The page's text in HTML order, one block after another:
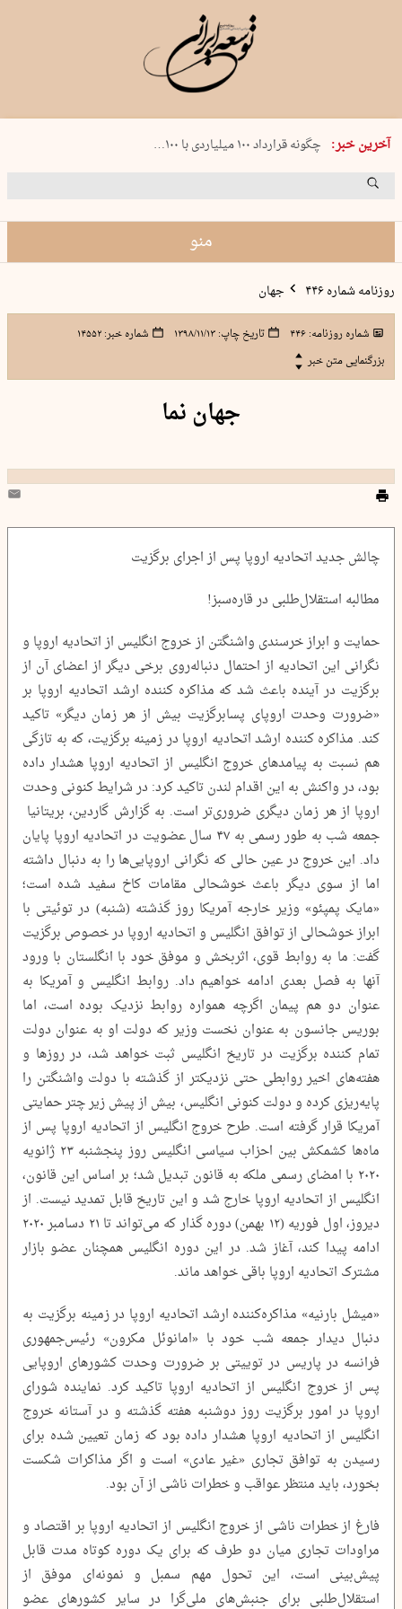
آخرین خبر:
شنبه 17 مرداد 1405 شماره 2244
چگونه قرارداد ۱۰۰ میلیاردی با ۱۰۰…
پنجره‌ای که باز نشد
منو
روزنامه شماره ۴۴۶ جهان
شماره روزنامه:۴۴۶ تاریخ چاپ:۱۳۹۸/۱۱/۱۳ شماره خبر:۱۴۵۵۲
بزرگنمایی متن خبر
جهان نما
چالش جدید اتحادیه اروپا پس از اجرای برگزیت
مطالبه استقلال‌طلبی در قاره‌سبز!
حمایت و ابراز خرسندی واشنگتن از خروج انگلیس از اتحادیه اروپا و
نگرانی این اتحادیه از احتمال دنباله‌روی برخی دیگر از اعضای آن از
برگزیت در آینده باعث شد که مذاکره کننده ارشد اتحادیه اروپا بر
«ضرورت وحدت اروپای پسابرگزیت بیش از هر زمان دیگر» تاکید
کند. مذاکره کننده ارشد اتحادیه اروپا در زمینه برگزیت، که به تازگی
هم نسبت به پیامدهای خروج انگلیس از اتحادیه اروپا هشدار داده
بود، در واکنش به این اقدام لندن تاکید کرد: در شرایط کنونی وحدت
اروپا از هر زمان دیگری ضروری‌تر است. به گزارش گاردین، بریتانیا
جمعه شب به طور رسمی به ۴۷ سال عضویت در اتحادیه اروپا پایان
داد. این خروج در عین حالی که نگرانی اروپایی‌ها را به دنبال داشته
اما از سوی دیگر باعث خوشحالی مقامات کاخ سفید شده است؛
«مایک پمپئو» وزیر خارجه آمریکا روز گذشته (شنبه) در توئیتی با
ابراز خوشحالی از توافق انگلیس و اتحادیه اروپا در خصوص برگزیت
گفت: ما به روابط قوی، اثربخش و موفق خود با انگلستان با ورود
آنها به فصل بعدی ادامه خواهیم داد. روابط انگلیس و آمریکا به
عنوان دو هم پیمان اگرچه همواره روابط نزدیک بوده است، اما
بوریس جانسون به عنوان نخست وزیر که دولت او به عنوان دولت
تمام کننده برگزیت در تاریخ انگلیس ثبت خواهد شد، در روزها و
هفته‌های اخیر روابطی حتی نزدیکتر از گذشته با دولت واشنگتن را
پایه‌ریزی کرده و دولت کنونی انگلیس، بیش از پیش زیر چتر حمایتی
آمریکا قرار گرفته است. طرح خروج انگلیس از اتحادیه اروپا پس از
ماه‌ها کشمکش بین احزاب سیاسی انگلیس روز پنجشنبه ۲۳ ژانویه
۲۰۲۰ با امضای رسمی ملکه به قانون تبدیل شد؛ بر اساس این قانون،
انگلیس از اتحادیه اروپا خارج شد و این تاریخ قابل تمدید نیست. از
دیروز، اول فوریه (۱۲ بهمن) دوره گذار که می‌تواند تا ۲۱ دسامبر ۲۰۲۰
ادامه پیدا کند، آغاز شد. در این دوره انگلیس همچنان عضو بازار
مشترک اتحادیه اروپا باقی خواهد ماند.
«میشل بارنیه» مذاکره‌کننده ارشد اتحادیه اروپا در زمینه برگزیت به
دنبال دیدار جمعه شب خود با «امانوئل مکرون» رئیس‌جمهوری
فرانسه در پاریس در توییتی بر ضرورت وحدت کشورهای اروپایی
پس از خروج انگلیس از اتحادیه اروپا تاکید کرد. نماینده شورای
اروپا در امور برگزیت روز دوشنبه هفته گذشته و در آستانه خروج
انگلیس از اتحادیه اروپا هشدار داده بود که زمان تعیین شده برای
رسیدن به توافق تجاری «غیر عادی» است و اگر مذاکرات شکست
بخورد، باید منتظر عواقب و خطرات ناشی از آن بود.
فارغ از خطرات ناشی از خروج انگلیس از اتحادیه اروپا بر اقتصاد و
مراودات تجاری میان دو طرف که برای یک دوره کوتاه مدت قابل
پیش‌بینی است، این تحول مهم سمبل و نمونه‌‌ای موفق از
استقلال‌طلبی برای جنبش‌های ملی‌گرا در سایر کشورهای عضو